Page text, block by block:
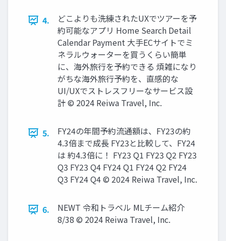
4.
どこよりも洗練されたUXでツアーを予
約可能なアプリ Home Search Detail
Calendar Payment 大手ECサイトでミ
ネラルウォーターを買うくらい簡単
に、海外旅行を予約できる 煩雑になり
がちな海外旅行予約を、直感的な
UI/UXでストレスフリーなサービス設
計 © 2024 Reiwa Travel, Inc.
5.
FY24の年間予約流通額は、FY23の約
4.3倍まで成長 FY23と比較して、FY24
は 約4.3倍に！ FY23 Q1 FY23 Q2 FY23
Q3 FY23 Q4 FY24 Q1 FY24 Q2 FY24
Q3 FY24 Q4 © 2024 Reiwa Travel, Inc.
6.
NEWT 令和トラベル MLチーム紹介
8/38 © 2024 Reiwa Travel, Inc.